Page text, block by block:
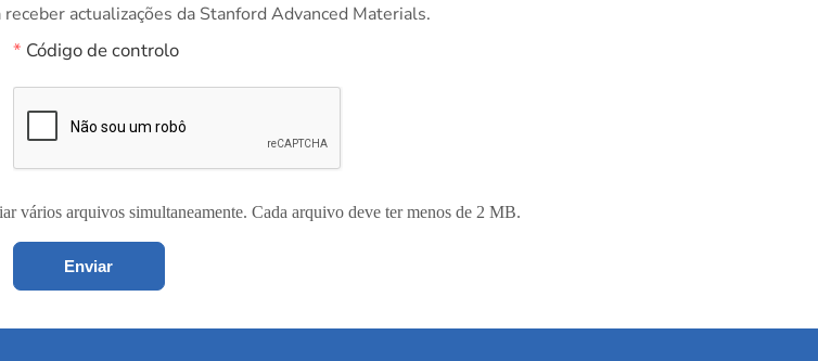
actualizações da Stanford Advanced Materials.
* Código de controlo
vários arquivos simultaneamente. Cada arquivo deve ter menos de 2 MB.
Enviar